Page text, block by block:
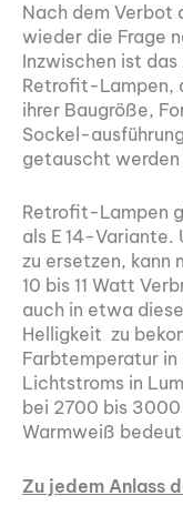
Nach dem Verbot
wieder die Frage
Inzwischen ist
Retrofit-Lampen,
ihrer Baugröße,
Sockel-
getauscht
Retrofit-Lampen
als E 14-
zu ersetzen, kann
10 bis 11 Watt
auch in etwa
Helligkeit zu
Farbtemperatur
Lichtstroms in
bei 2700 bis
Warmweiß
Zu jedem Anlass